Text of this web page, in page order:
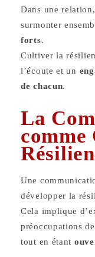
Dans une
surmonter
forts.
Cultiver la
l’écoute et un
de chacun.
La
comme
Une
développer la
Cela implique
préoccupations
tout en étant